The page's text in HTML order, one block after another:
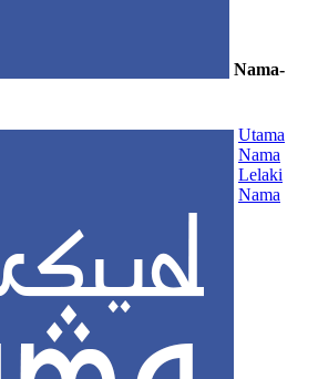
Nama-
Utama
Nama
Lelaki
Nama